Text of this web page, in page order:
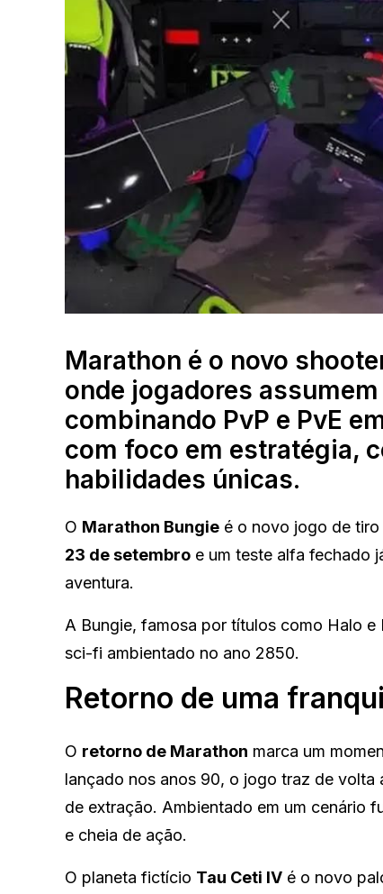
Marathon é o novo
onde jogadores
combinando PvP e PvE
com foco em estratégia,
habilidades únicas.
O Marathon Bungie é o novo jogo de
23 de setembro e um teste alfa fechado
aventura.
A Bungie, famosa por títulos como Halo
sci-fi ambientado no ano 2850.
Retorno de uma
O retorno de Marathon marca um
lançado nos anos 90, o jogo traz de volta
de extração. Ambientado em um cenário
e cheia de ação.
O planeta fictício Tau Ceti IV é o novo